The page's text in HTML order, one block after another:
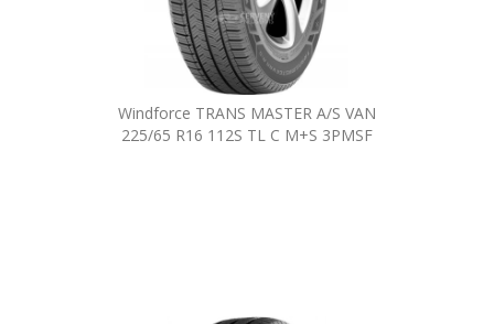
Windforce TRANS MASTER A/S VAN
225/65 R16 112S TL C M+S 3PMSF